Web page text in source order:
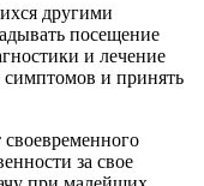
другими
посещение
и лечение
симптомов и принять
за свое